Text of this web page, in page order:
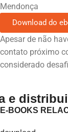
Mendonça
Download do
Apesar de não
contato próximo
considerado
e
E-BOOKS